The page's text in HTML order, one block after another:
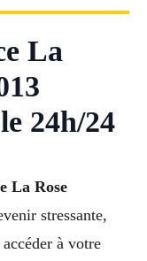
La
24h/24
La Rose
stressante,
à votre